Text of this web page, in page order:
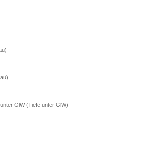
GlW (Tiefe unter GlW)